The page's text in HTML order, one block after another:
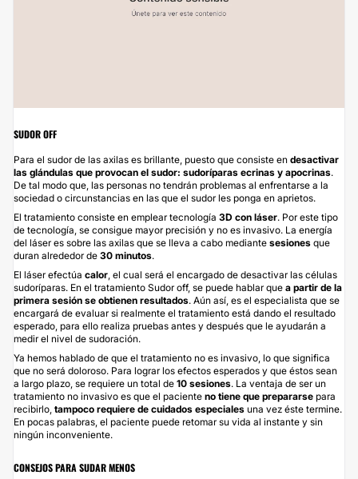
SUDOR OFF
Para el sudor de las axilas es brillante, puesto que consiste en desactivar
las glándulas que provocan el sudor: sudoríparas ecrinas y apocrinas.
De tal modo que, las personas no tendrán problemas al enfrentarse a la
sociedad o circunstancias en las que el sudor les ponga en aprietos.
El tratamiento consiste en emplear tecnología 3D con láser. Por este tipo
de tecnología, se consigue mayor precisión y no es invasivo. La energía
del láser es sobre las axilas que se lleva a cabo mediante sesiones que
duran alrededor de 30 minutos.
El láser efectúa calor, el cual será el encargado de desactivar las células
sudoríparas. En el tratamiento Sudor off, se puede hablar que a partir de la
primera sesión se obtienen resultados. Aún así, es el especialista que se
encargará de evaluar si realmente el tratamiento está dando el resultado
esperado, para ello realiza pruebas antes y después que le ayudarán a
medir el nivel de sudoración.
Ya hemos hablado de que el tratamiento no es invasivo, lo que significa
que no será doloroso. Para lograr los efectos esperados y que éstos sean
a largo plazo, se requiere un total de 10 sesiones. La ventaja de ser un
tratamiento no invasivo es que el paciente no tiene que prepararse para
recibirlo, tampoco requiere de cuidados especiales una vez éste termine.
En pocas palabras, el paciente puede retomar su vida al instante y sin
ningún inconveniente.
CONSEJOS PARA SUDAR MENOS